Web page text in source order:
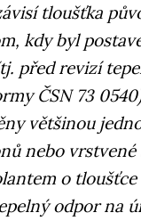
tloušťka
kdy byl
před revizí
ČSN 73
většinou
nebo vrstvené
o tloušťce
odpor na